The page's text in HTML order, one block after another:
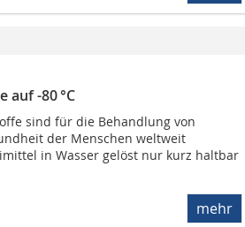
auf -80 °C
sind für die Behandlung von
der Menschen weltweit
in Wasser gelöst nur kurz haltbar
mehr